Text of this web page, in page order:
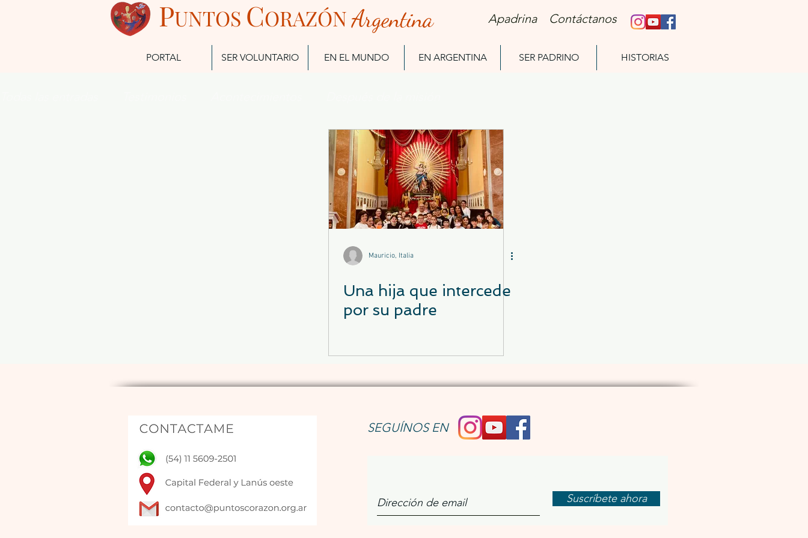
PUNTOS CORAZÓNArgentina Apadrina Contáctanos
PORTAL SER VOLUNTARIO EN EL MUNDO EN ARGENTINA SER PADRINO HISTORIAS
Ex Misioneros
Mauricio, Italia
Una hija que intercede
por su padre
SEGUÍNOS EN
Suscríbete ahora